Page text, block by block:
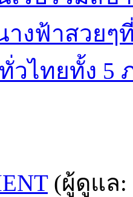
างฟ้าสวย
วไทยทั้ง 5
(ผู้ดูแล: